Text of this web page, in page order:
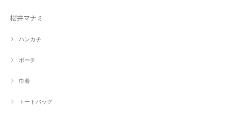
櫻井マナミ
ハンカチ
ポーチ
巾着
トートバッグ